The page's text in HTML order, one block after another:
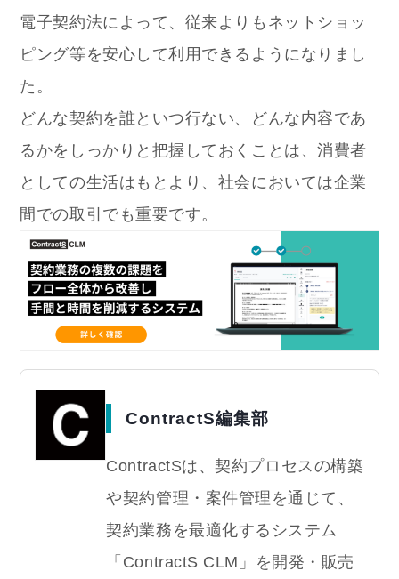
電子契約法によって、従来よりもネットショッ
ピング等を安心して利用できるようになりまし
た。
どんな契約を誰といつ行ない、どんな内容であ
るかをしっかりと把握しておくことは、消費者
としての生活はもとより、社会においては企業
間での取引でも重要です。
ContractS編集部
ContractSは、契約プロセスの構築
や契約管理・案件管理を通じて、
契約業務を最適化するシステム
「ContractS CLM」を開発・販売